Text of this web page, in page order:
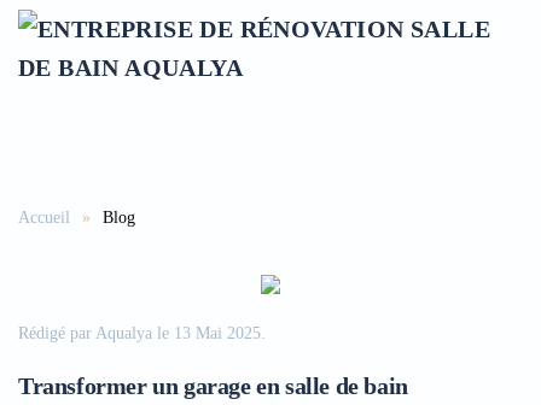
Accéder au contenu principal
Accueil Blog
Rédigé par Aqualya le 13 Mai 2025.
Transformer un garage en salle de bain